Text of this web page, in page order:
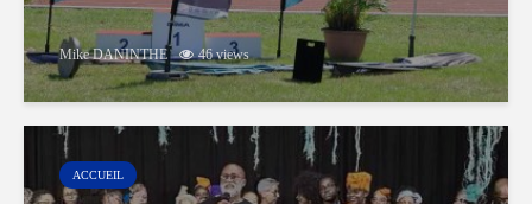
Mike DANINTHE 46 views
ACCUEIL